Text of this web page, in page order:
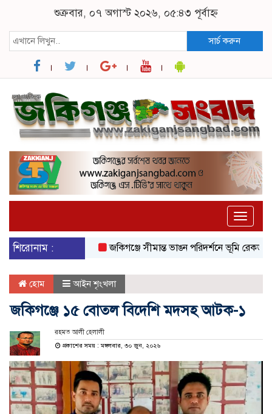
শুক্রবার, ০৭ অগাস্ট ২০২৬, ০৫:৪৩ পূর্বাহ্ন
সার্চ করুন
Toggle
শিরোনাম :
জকিগঞ্জে সীমান্ত ভাঙন পরিদর্শনে ভূমি রেকর্ড ও
হোম আইন শৃংখলা
জকিগঞ্জে ১৫ বোতল বিদেশি মদসহ আটক-১
রহমত আলী হেলালী
প্রকাশের সময় : মঙ্গলবার, ৩০ জুন, ২০২৬